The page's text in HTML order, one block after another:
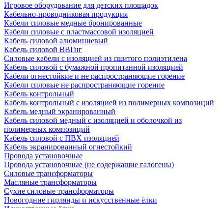
Игровое оборудование для детских площадок
Кабельно-проводниковая продукция
Кабели силовые медные бронированные
Кабели силовые с пластмассовой изоляцией
Кабель силовой алюминиевый
Кабель силовой ВВГнг
Силовые кабели с изоляцией из сшитого полиэтилена
Кабель силовой с бумажной пропитанной изоляцией
Кабели огнестойкие и не распространяющие горение
Кабели силовые не распространяющие горение
Кабель контрольный
Кабель контрольный с изоляцией из полимерных композиций
Кабель медный экранированный
Кабель силовой медный с изоляцией и оболочкой из
полимерных композиций
Кабель силовой с ПВХ изоляцией
Кабель экранированный огнестойкий
Провода установочные
Провода установочные (не содержащие галогены)
Силовые трансформаторы
Масляные трансформаторы
Сухие силовые трансформаторы
Новогодние гирлянды и искусственные ёлки